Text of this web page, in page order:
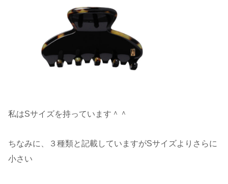
私はSサイズを持っています＾＾
ちなみに、３種類と記載していますがSサイズよりさらに
小さい